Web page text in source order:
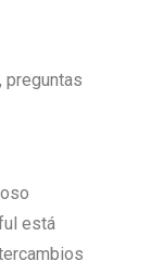
preguntas
está